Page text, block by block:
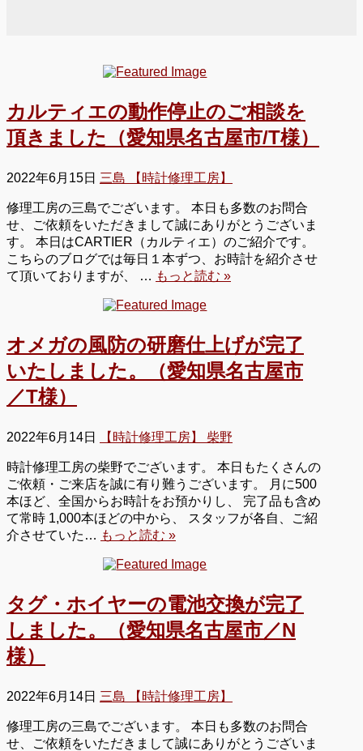
カルティエの動作停止のご相談を
頂きました（愛知県名古屋市/T様）
2022年6月15日 三島 【時計修理工房】
修理工房の三島でございます。 本日も多数のお問合
せ、ご依頼をいただきまして誠にありがとうございま
す。 本日はCARTIER（カルティエ）のご紹介です。
こちらのブログでは毎日１本ずつ、お時計を紹介させ
て頂いておりますが、 … もっと読む »
オメガの風防の研磨仕上げが完了
いたしました。（愛知県名古屋市
／T様）
2022年6月14日 【時計修理工房】 柴野
時計修理工房の柴野でございます。 本日もたくさんの
ご依頼・ご来店を誠に有り難うございます。 月に500
本ほど、全国からお時計をお預かりし、 完了品も含め
て常時 1,000本ほどの中から、 スタッフが各自、ご紹
介させていた… もっと読む »
タグ・ホイヤーの電池交換が完了
しました。（愛知県名古屋市／N
様）
2022年6月14日 三島 【時計修理工房】
修理工房の三島でございます。 本日も多数のお問合
せ、ご依頼をいただきまして誠にありがとうございま